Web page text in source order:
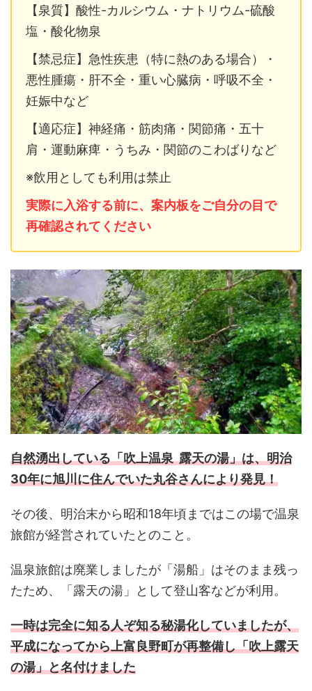
【泉質】酸性-カルシウム・ナトリウム-硫酸
塩・酸化物泉
【禁忌症】急性疾患（特に熱のある場合）・
悪性腫瘍・肝不全・重い心臓病・呼吸不全・
妊娠中など
【適応症】神経痛・筋肉痛・関節痛・五十
肩・運動麻痺・うちみ・関節のこわばりなど
※飲用としても利用は禁止
実際に入浴する前に、案内板をご自分の目で
再確認されてください
自然湧出している「吹上温泉 露天の湯」は、明治
30年に旭川に住んでいた丸谷さんにより発見！
その後、明治末から昭和18年頃まではこの場で温泉
旅館が経営されていたとのこと。
温泉旅館は廃業しましたが「湯船」はそのまま残っ
たため、「露天の湯」として登山客などが利用。
一時は完全に知る人ぞ知る秘湯化していましたが、
平成になってから上富良野町が再整備し「吹上露天
の湯」と名付けました